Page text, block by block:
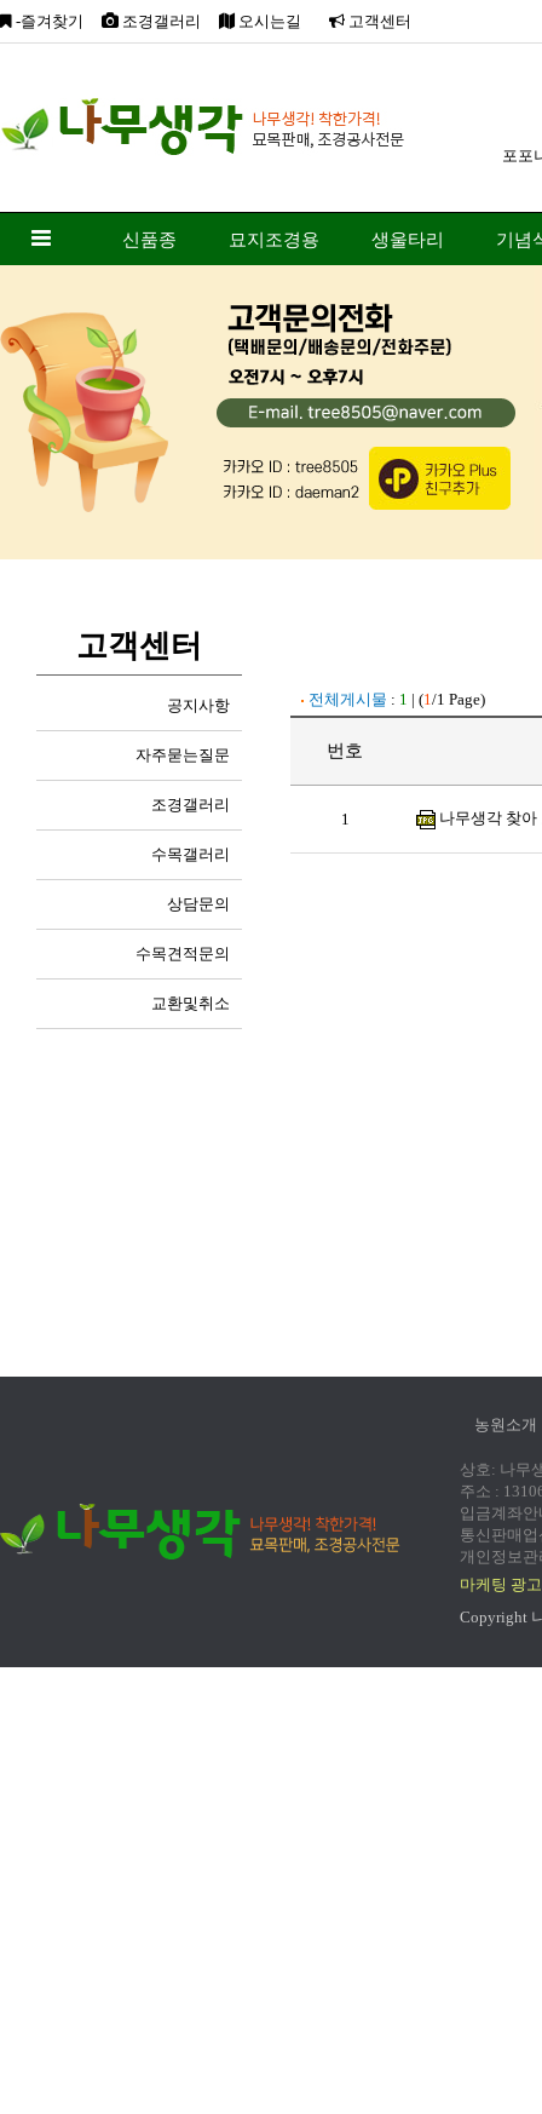
-즐겨찾기 조경갤러리 오시는길 고객센터
포포
신품종 묘지조경용 생울타리 기념
고객센터
공지사항
자주묻는질문
조경갤러리
수목갤러리
상담문의
수목견적문의
교환및취소
전체게시물 : 1 | (1/1 Page)
번호
1 나무생각 찾아
농원소개
상호: 나무
주소 :
입금계좌
통신판매
개인정보
마케팅 광
Copyright